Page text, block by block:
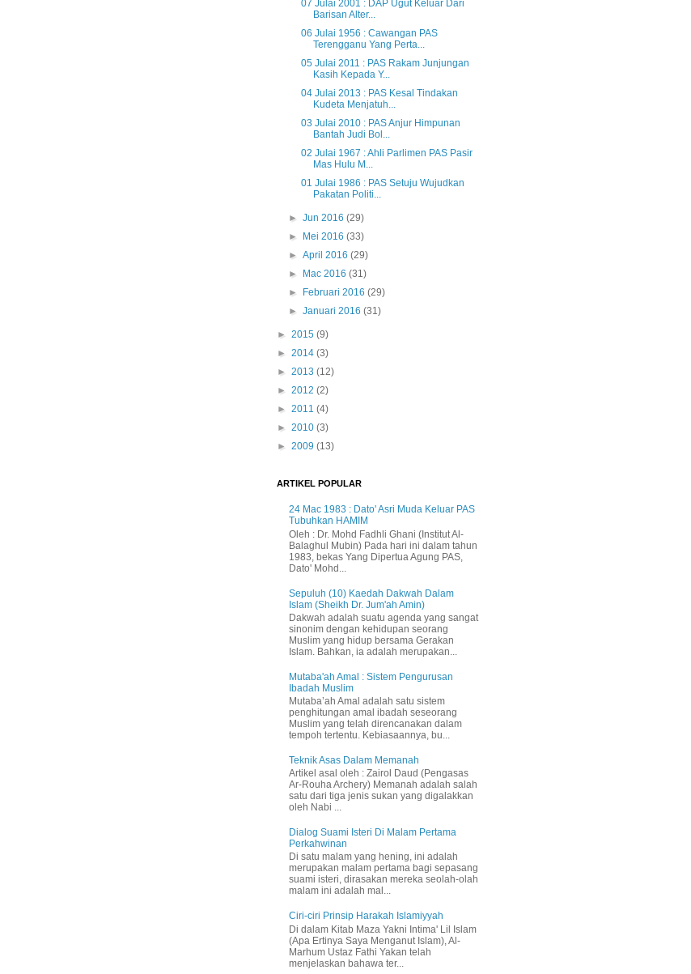
07 Julai 2001 : DAP Ugut Keluar Dari
Barisan Alter...
06 Julai 1956 : Cawangan PAS
Terengganu Yang Perta...
05 Julai 2011 : PAS Rakam Junjungan
Kasih Kepada Y...
04 Julai 2013 : PAS Kesal Tindakan
Kudeta Menjatuh...
03 Julai 2010 : PAS Anjur Himpunan
Bantah Judi Bol...
02 Julai 1967 : Ahli Parlimen PAS Pasir
Mas Hulu M...
01 Julai 1986 : PAS Setuju Wujudkan
Pakatan Politi...
►Jun 2016(29)
►
Mei 2016(33)
►April 2016(29)
►
Mac 2016(31)
►
Februari 2016(29)
►Januari 2016(31)
► 2015 (9)
► 2014 (3)
► 2013 (12)
► 2012 (2)
► 2011 (4)
► 2010 (3)
► 2009 (13)
ARTIKEL POPULAR
24 Mac 1983 : Dato' Asri Muda Keluar PAS
Tubuhkan HAMIM
Oleh : Dr. Mohd Fadhli Ghani (Institut Al-
Balaghul Mubin) Pada hari ini dalam tahun
1983, bekas Yang Dipertua Agung PAS,
Dato' Mohd...
Sepuluh (10) Kaedah Dakwah Dalam
Islam (Sheikh Dr. Jum'ah Amin)
Dakwah adalah suatu agenda yang sangat
sinonim dengan kehidupan seorang
Muslim yang hidup bersama Gerakan
Islam. Bahkan, ia adalah merupakan...
Mutaba'ah Amal : Sistem Pengurusan
Ibadah Muslim
Mutaba’ah Amal adalah satu sistem
penghitungan amal ibadah seseorang
Muslim yang telah direncanakan dalam
tempoh tertentu. Kebiasaannya, bu...
Teknik Asas Dalam Memanah
Artikel asal oleh : Zairol Daud (Pengasas
Ar-Rouha Archery) Memanah adalah salah
satu dari tiga jenis sukan yang digalakkan
oleh Nabi ...
Dialog Suami Isteri Di Malam Pertama
Perkahwinan
Di satu malam yang hening, ini adalah
merupakan malam pertama bagi sepasang
suami isteri, dirasakan mereka seolah-olah
malam ini adalah mal...
Ciri-ciri Prinsip Harakah Islamiyyah
Di dalam Kitab Maza Yakni Intima' Lil Islam
(Apa Ertinya Saya Menganut Islam), Al-
Marhum Ustaz Fathi Yakan telah
menjelaskan bahawa ter...